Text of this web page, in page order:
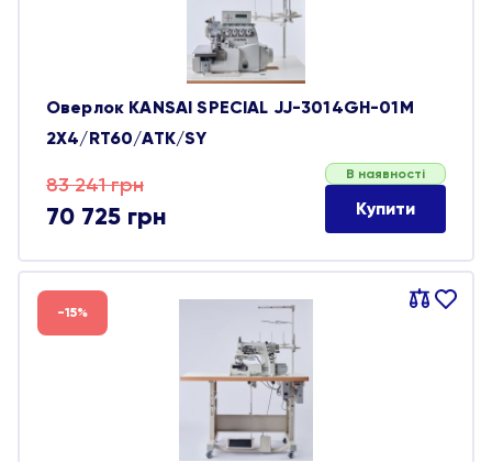
Оверлок KANSAI SPECIAL JJ-3014GH-01M
2Х4/RT60/ATK/SY
83 241грн
Оригінальна
ціна:
83 241 грн.
70 725 грн
Поточна
ціна:
70 725 грн.
В наявності
Купити
Порівняти
В
-15%